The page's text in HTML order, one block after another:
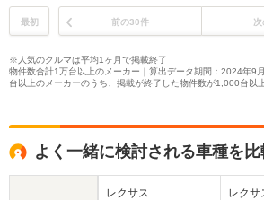
最初 前の30件
※人気のクルマは平均1ヶ月で掲載終了
物件数合計1万台以上のメーカー｜算出データ期間：2024年9
台以上のメーカーのうち、掲載が終了した物件数が1,000台以
よく一緒に検討される車種を比
レクサス レクサ